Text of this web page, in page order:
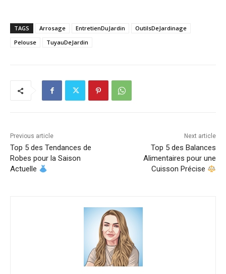
TAGS Arrosage EntretienDuJardin
OutilsDeJardinage
Pelouse
TuyauDeJardin
Previous article
Top 5 des Tendances de
Robes pour la Saison
Actuelle
Next article
Top 5 des Balances
Alimentaires pour une
Cuisson Précise